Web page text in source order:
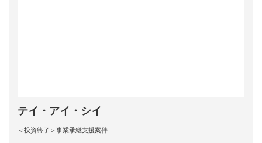
テイ・アイ・シイ
＜投資終了＞事業承継支援案件